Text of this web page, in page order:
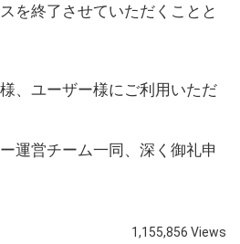
を終了させていただくことと
、ユーザー様にご利用いただ
運営チーム一同、深く御礼申
1,155,856 Views